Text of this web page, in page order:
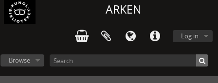
ARKEN
Log in
Browse